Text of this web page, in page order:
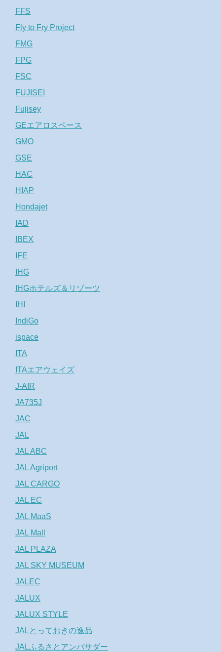
FFS
Fly to Fry Project
FMG
FPG
FSC
FUJISEI
Fujisey
GEエアロスペース
GMO
GSE
HAC
HIAP
Hondajet
IAD
IBEX
IFE
IHG
IHGホテルズ＆リゾーツ
IHI
IndiGo
ispace
ITA
ITAエアウェイズ
J-AIR
JA735J
JAC
JAL
JAL ABC
JAL Agriport
JAL CARGO
JAL EC
JAL MaaS
JAL Mall
JAL PLAZA
JAL SKY MUSEUM
JALEC
JALUX
JALUX STYLE
JALとっておきの逸品
JALふるさとアンバサダー